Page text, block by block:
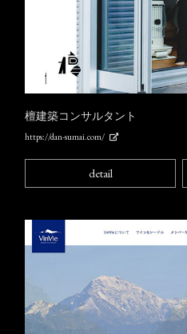
檀建築コンサルタント
https://dan-sumai.com/
detail